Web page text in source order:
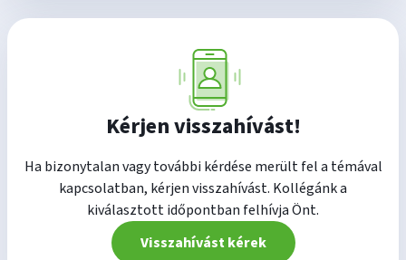
Kérjen visszahívást!
Ha bizonytalan vagy további kérdése merült fel a témával
kapcsolatban, kérjen visszahívást. Kollégánk a
kiválasztott időpontban felhívja Önt.
Visszahívást kérek